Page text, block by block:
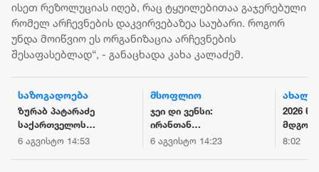
ისეთ რეზოლუციას იღებ, რაც ტყუილებითაა გაჯერებული
რომელ არჩევნების დაკვირვებაზეა საუბარი. როგორ
უნდა მოიწვიო ეს ორგანიზაცია არჩევნების
შესაფასებლად“, - განაცხადა კახა კალაძემ.
საზოგადოება
ზურაბ პატარაძე
საქართველოს
პრემიერ-
6 აგვისტო 14:53
მსოფლიო
ჯეი დი ვენსი:
ირანთან
სამშვიდობო
6 აგვისტო 14:23
ახალი
2026
8:02